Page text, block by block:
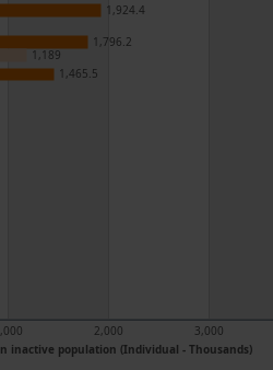
inactive population (Individual - Thousands)
2,000 3,000
1,924.4
1,796.2
1,465.5
1,189